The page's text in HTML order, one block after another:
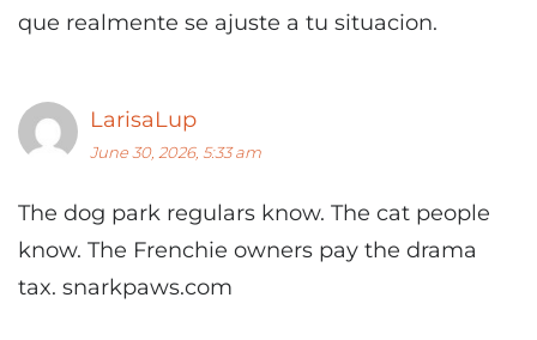
que realmente se ajuste a tu situacion.
LarisaLup
June 30, 2026, 5:33 am
The dog park regulars know. The cat people
know. The Frenchie owners pay the drama
tax. snarkpaws.com